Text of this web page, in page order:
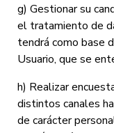
g) Gestionar su
el tratamiento de
tendrá como base
Usuario, que se
h) Realizar
distintos canales
de carácter